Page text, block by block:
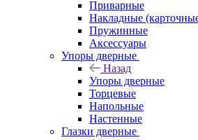
Приварные
Накладные
Пружинные
Аксессуары
Упоры дверные
Назад
Упоры дверные
Торцевые
Напольные
Настенные
Глазки дверные